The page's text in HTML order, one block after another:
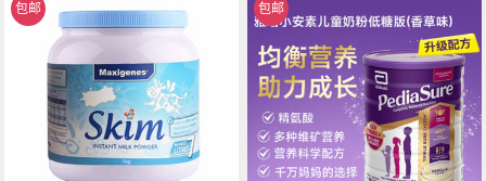
包邮 包邮